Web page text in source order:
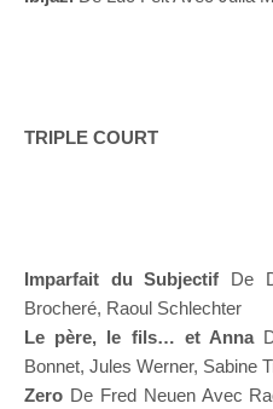
TRIPLE COURT
Imparfait du Subjectif De
Brocheré, Raoul Schlechter
Le père, le fils… et Anna
Bonnet, Jules Werner, Sabine
Zero De Fred Neuen Avec